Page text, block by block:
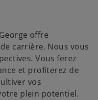
offre
carrière. Nous vous
Vous ferez
et profiterez de
vos
plein potentiel.